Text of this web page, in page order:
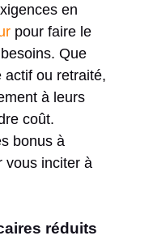
en
pour faire le
Que
actif ou retraité,
à leurs
coût.
bonus à
vous inciter à
réduits